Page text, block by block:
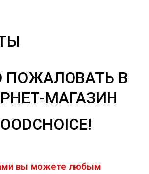
ПОЖАЛОВАТЬ В
МАГАЗИН
вы можете любым